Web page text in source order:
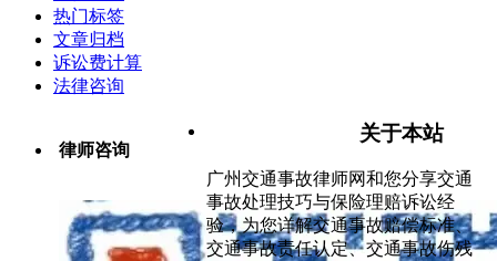
热门标签
文章归档
诉讼费计算
法律咨询
律师咨询
关于本站
广州交通事故律师网和您分享交通
事故处理技巧与保险理赔诉讼经
验，为您详解交通事故赔偿标准、
交通事故责任认定、交通事故伤残